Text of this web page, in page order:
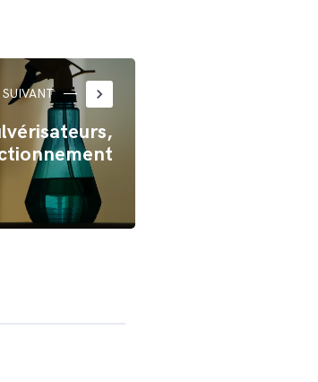
keyboard_arrow_right